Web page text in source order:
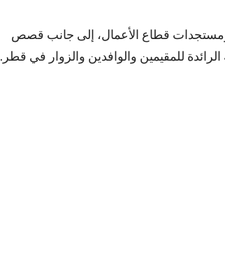
ومستجدات قطاع الأعمال، إلى جانب قصص
للمقيمين والوافدين والزوار في قطر.